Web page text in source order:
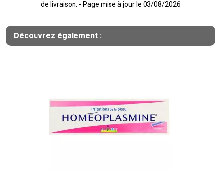
de livraison. - Page mise à jour le 03/08/2026
Découvrez également :